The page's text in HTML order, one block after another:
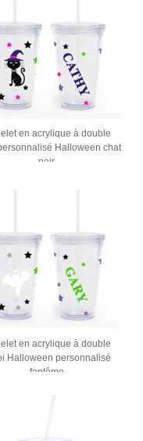
en acrylique à double
Halloween chat
noir
en acrylique à double
Halloween personnalisé
fantôme